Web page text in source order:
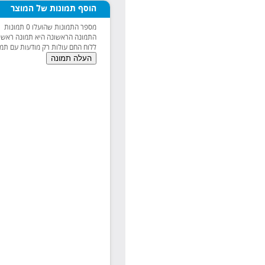
הוסף תמונות של המוצר
מספר התמונות שהועלו0 תמונות
התמונה הראשונה היא תמונה
ללוח החם עולות רק מודעות עם